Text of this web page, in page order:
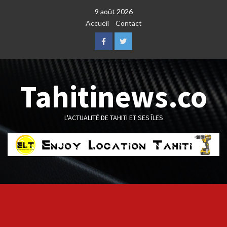
9 août 2026
Accueil
Contact
FacebookTwitter
Tahitinews.co
L'ACTUALITÉ DE TAHITI ET SES ÎLES